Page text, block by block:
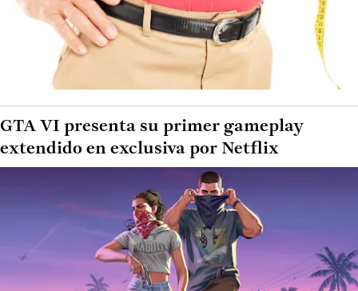
GTA VI presenta su primer gameplay
extendido en exclusiva por Netflix